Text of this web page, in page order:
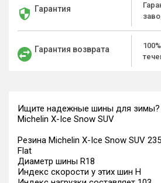
Гарантия
Гарантия возврата
Ищите надежные шины для зимы?
Michelin X-Ice Snow SUV
Резина Michelin X-Ice Snow SUV
Flat
Диаметр шины R18
Индекс скорости у этих шин H